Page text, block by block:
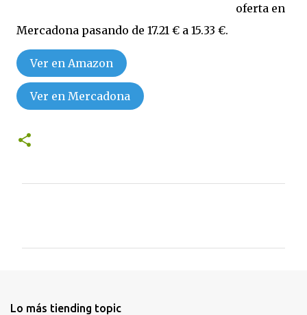
oferta en
Mercadona pasando de 17.21 € a 15.33 €.
Ver en Amazon
Ver en Mercadona
Lo más tiending topic